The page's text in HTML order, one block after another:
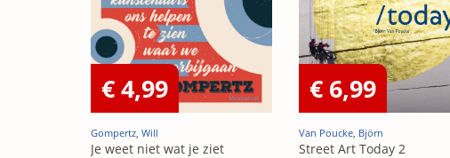
€ 4,99
Gompertz, Will
Je weet niet wat je ziet
€ 6,99
Van Poucke, Björn
Street Art Today 2